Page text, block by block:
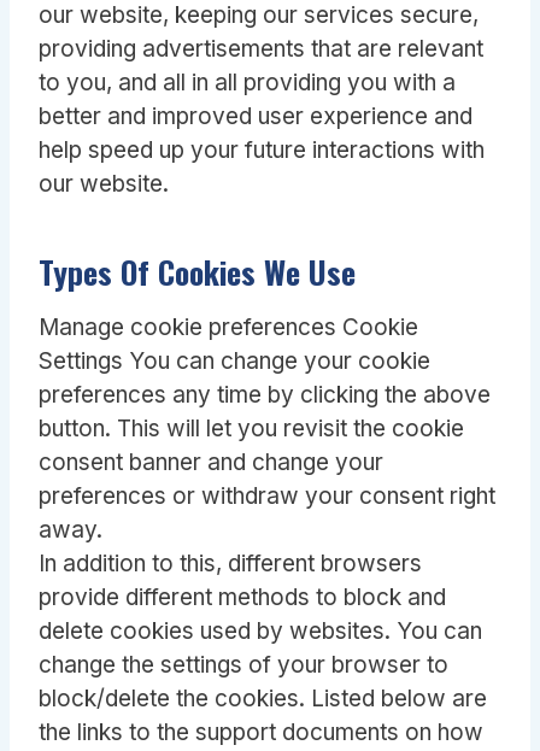
our website, keeping our services secure,
providing advertisements that are relevant
to you, and all in all providing you with a
better and improved user experience and
help speed up your future interactions with
our website.
Types Of Cookies We Use
Manage cookie preferences Cookie
Settings You can change your cookie
preferences any time by clicking the above
button. This will let you revisit the cookie
consent banner and change your
preferences or withdraw your consent right
away.
In addition to this, different browsers
provide different methods to block and
delete cookies used by websites. You can
change the settings of your browser to
block/delete the cookies. Listed below are
the links to the support documents on how